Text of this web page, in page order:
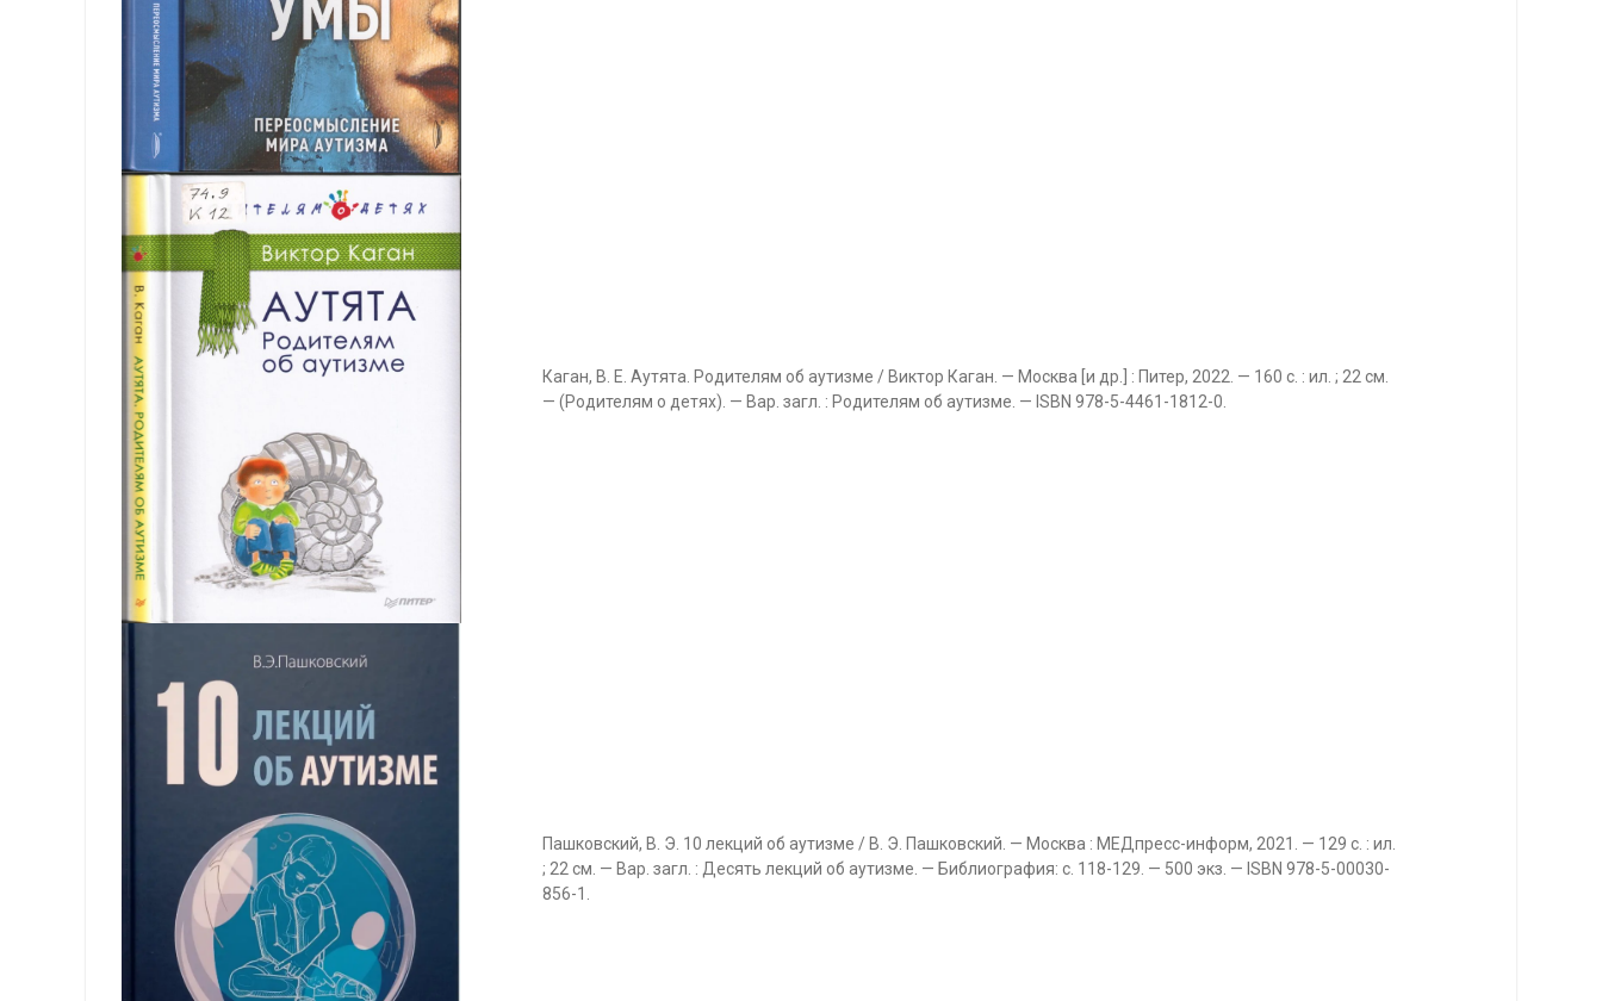
Каган, В. Е. Аутята. Родителям об аутизме / Виктор Каган. — Москва [и др.] : Питер, 2022. — 160 с. : ил. ; 22 см.
— (Родителям о детях). — Вар. загл. : Родителям об аутизме. — ISBN 978-5-4461-1812-0.
Пашковский, В. Э. 10 лекций об аутизме / В. Э. Пашковский. — Москва : МЕДпресс-информ, 2021. — 129 с. : ил.
; 22 см. — Вар. загл. : Десять лекций об аутизме. — Библиография: с. 118-129. — 500 экз. — ISBN 978-5-00030-
856-1.